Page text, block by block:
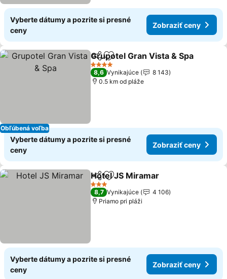
Vyberte dátumy a pozrite si presné
ceny
Zobraziť ceny
Obľúbená voľba
ZdieľaťPridať do obľúbených
Grupotel Gran Vista & Spa
4 Počet hviezdičiek
8,6 Vynikajúce
8 143
0.5 km od pláže
Vyberte dátumy a pozrite si presné
ceny
Zobraziť ceny
ZdieľaťPridať do obľúbených
Hotel JS Miramar
3 Počet hviezdičiek
8,7 Vynikajúce
4 106
Priamo pri pláži
Vyberte dátumy a pozrite si presné
ceny
Zobraziť ceny